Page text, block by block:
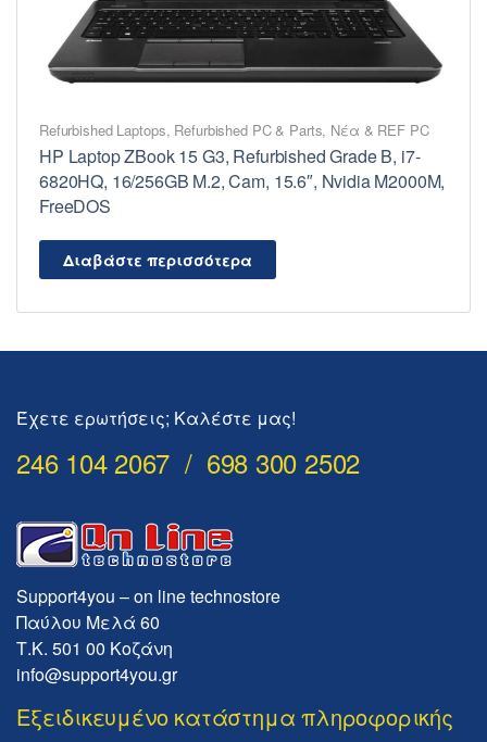
Refurbished Laptops, Refurbished PC & Parts, Νέα & REF PC
HP Laptop ZBook 15 G3, Refurbished Grade B, i7-
6820HQ, 16/256GB M.2, Cam, 15.6″, Nvidia M2000M,
FreeDOS
Διαβάστε περισσότερα
Έχετε ερωτήσεις; Καλέστε μας!
246 104 2067 / 698 300 2502
Support4you – on line technostore
Παύλου Μελά 60
Τ.Κ. 501 00 Κοζάνη
info@support4you.gr
Εξειδικευμένο κατάστημα πληροφορικής